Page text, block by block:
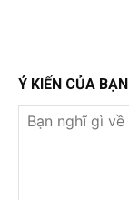
Ý KIẾN CỦA BẠN